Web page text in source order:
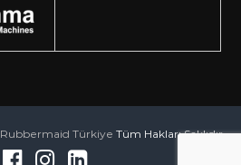
Rubbermaid Türkiye Tüm Hakları Saklıdır.